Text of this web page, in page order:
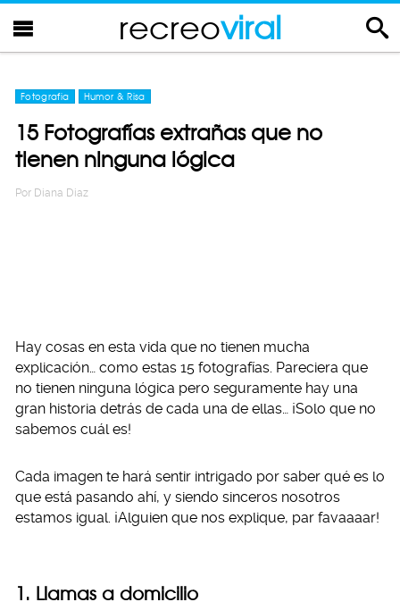
recreoviral
Fotografia Humor & Risa
15 Fotografías extrañas que no
tienen ninguna lógica
Por Diana Diaz
Hay cosas en esta vida que no tienen mucha
explicación… como estas 15 fotografías. Pareciera que
no tienen ninguna lógica pero seguramente hay una
gran historia detrás de cada una de ellas… ¡Solo que no
sabemos cuál es!
Cada imagen te hará sentir intrigado por saber qué es lo
que está pasando ahí, y siendo sinceros nosotros
estamos igual. ¡Alguien que nos explique, par favaaaar!
1. Llamas a domicilio